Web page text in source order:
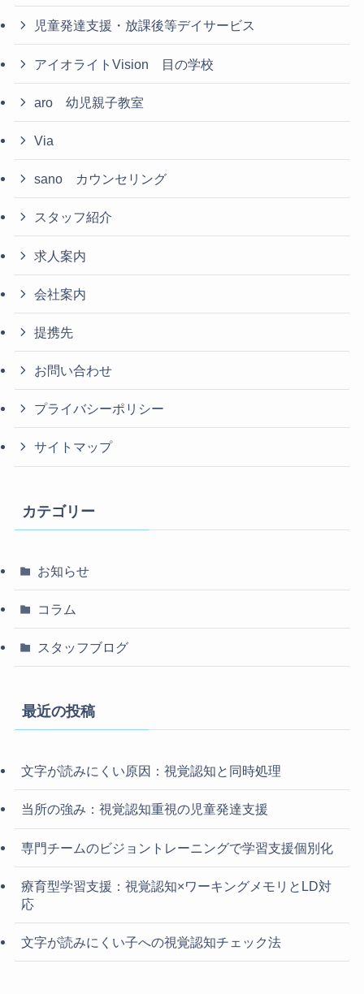
児童発達支援・放課後等デイサービス
アイオライトVision 目の学校
aro 幼児親子教室
Via
sano カウンセリング
スタッフ紹介
求人案内
会社案内
提携先
お問い合わせ
プライバシーポリシー
サイトマップ
カテゴリー
お知らせ
コラム
スタッフブログ
最近の投稿
文字が読みにくい原因：視覚認知と同時処理
当所の強み：視覚認知重視の児童発達支援
専門チームのビジョントレーニングで学習支援個別化
療育型学習支援：視覚認知×ワーキングメモリとLD対
応
文字が読みにくい子への視覚認知チェック法